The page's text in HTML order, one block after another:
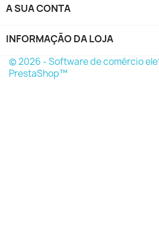
A SUA CONTA
INFORMAÇÃO DA LOJA
© 2026 - Software de comércio
PrestaShop™